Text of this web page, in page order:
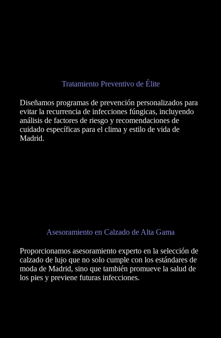
Tratamiento Preventivo de Élite
Diseñamos programas de prevención personalizados para
evitar la recurrencia de infecciones fúngicas, incluyendo
análisis de factores de riesgo y recomendaciones de
cuidado específicas para el clima y estilo de vida de
Madrid.
Asesoramiento en Calzado de Alta Gama
Proporcionamos asesoramiento experto en la selección de
calzado de lujo que no solo cumple con los estándares de
moda de Madrid, sino que también promueve la salud de
los pies y previene futuras infecciones.